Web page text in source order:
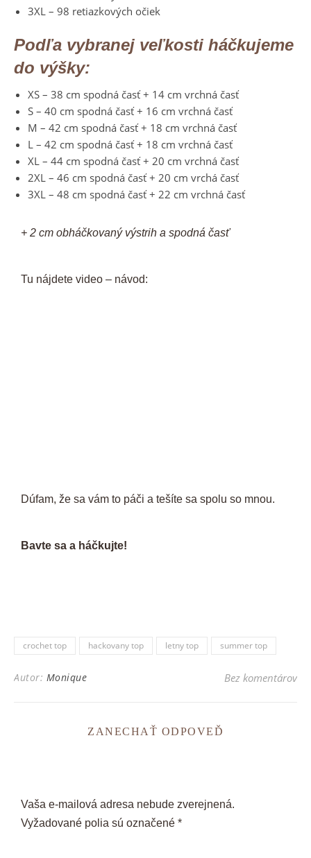
3XL – 98 retiazkových očiek
Podľa vybranej veľkosti háčkujeme
do výšky:
XS – 38 cm spodná časť + 14 cm vrchná časť
S – 40 cm spodná časť + 16 cm vrchná časť
M – 42 cm spodná časť + 18 cm vrchná časť
L – 42 cm spodná časť + 18 cm vrchná časť
XL – 44 cm spodná časť + 20 cm vrchná časť
2XL – 46 cm spodná časť + 20 cm vrchá časť
3XL – 48 cm spodná časť + 22 cm vrchná časť
+ 2 cm obháčkovaný výstrih a spodná časť
Tu nájdete video – návod:
Dúfam, že sa vám to páči a tešíte sa spolu so mnou.
Bavte sa a háčkujte!
crochet top hackovany top letny top summer top
Autor: Monique Bez komentárov
ZANECHAŤ ODPOVEĎ
Vaša e-mailová adresa nebude zverejnená.
Vyžadované polia sú označené *